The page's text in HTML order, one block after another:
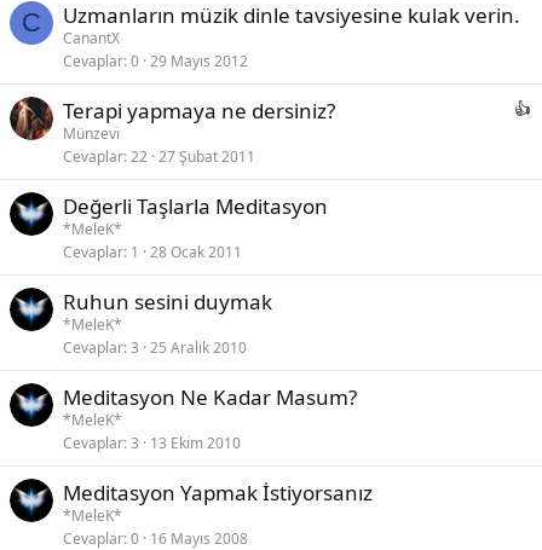
C Uzmanların müzik dinle tavsiyesine kulak verin.
CanantX
Cevaplar 0 29 Mayıs 2012
Terapi yapmaya ne dersiniz?
Münzevi
Cevaplar 22 27 Şubat 2011
Değerli Taşlarla Meditasyon
*MeleK*
Cevaplar 1 28 Ocak 2011
Ruhun sesini duymak
*MeleK*
Cevaplar 3 25 Aralık 2010
Meditasyon Ne Kadar Masum?
*MeleK*
Cevaplar 3 13 Ekim 2010
Meditasyon Yapmak İstiyorsanız
*MeleK*
Cevaplar 0 16 Mayıs 2008